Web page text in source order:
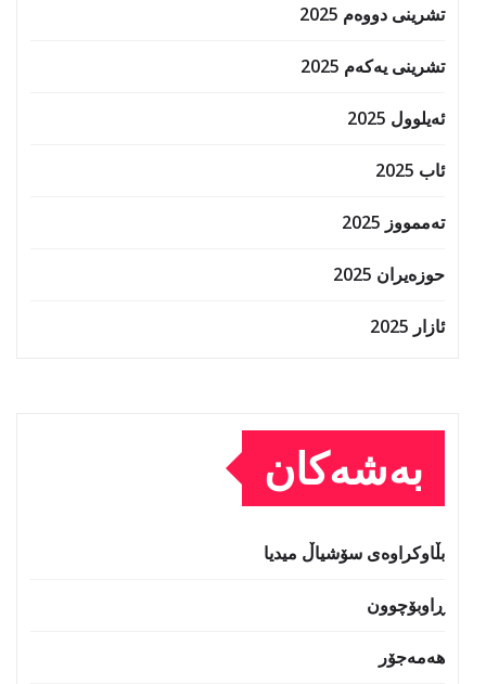
تشرینی دووەم 2025
تشرینی یەکەم 2025
ئەیلوول 2025
ئاب 2025
تەممووز 2025
حوزه‌یران 2025
ئازار 2025
بەشەکان
بڵاوکراوەی سۆشیاڵ میدیا
ڕاوبۆچوون
هەمەجۆر